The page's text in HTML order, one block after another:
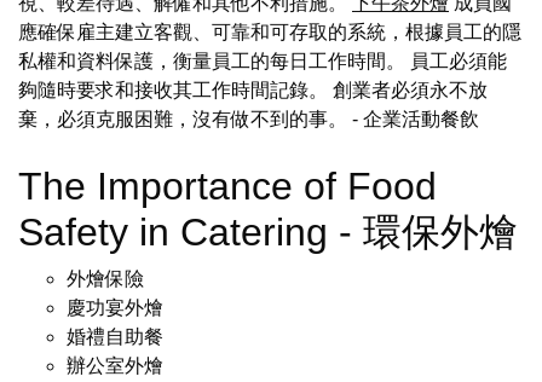
應確保雇主建立客觀、可靠和可存取的系統，根據員工的隱
私權和資料保護，衡量員工的每日工作時間。 員工必須能
夠隨時要求和接收其工作時間記錄。 創業者必須永不放
棄，必須克服困難，沒有做不到的事。 - 企業活動餐飲
The Importance of Food
Safety in Catering - 環保外燴
外燴保險
慶功宴外燴
婚禮自助餐
辦公室外燴